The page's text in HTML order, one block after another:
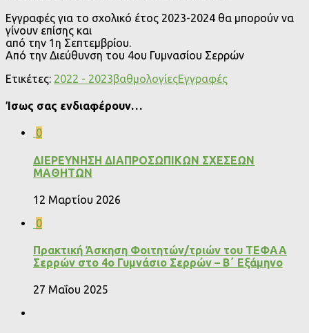
Εγγραφές για το σχολικό έτος 2023-2024 θα μπορούν να
γίνουν επίσης και
από την 1η Σεπτεμβρίου.
Από την Διεύθυνση του 4ου Γυμνασίου Σερρών
Ετικέτες: 2022 - 2023βαθμολογίεςΕγγραφές
Ίσως σας ενδιαφέρουν…
0
ΔΙΕΡΕΥΝΗΣΗ ΔΙΑΠΡΟΣΩΠΙΚΩΝ ΣΧΕΣΕΩΝ
ΜΑΘΗΤΩΝ
12 Μαρτίου 2026
0
Πρακτική Άσκηση Φοιτητών/τριών του ΤΕΦΑΑ
Σερρών στο 4ο Γυμνάσιο Σερρών – Β΄ Εξάμηνο
27 Μαΐου 2025